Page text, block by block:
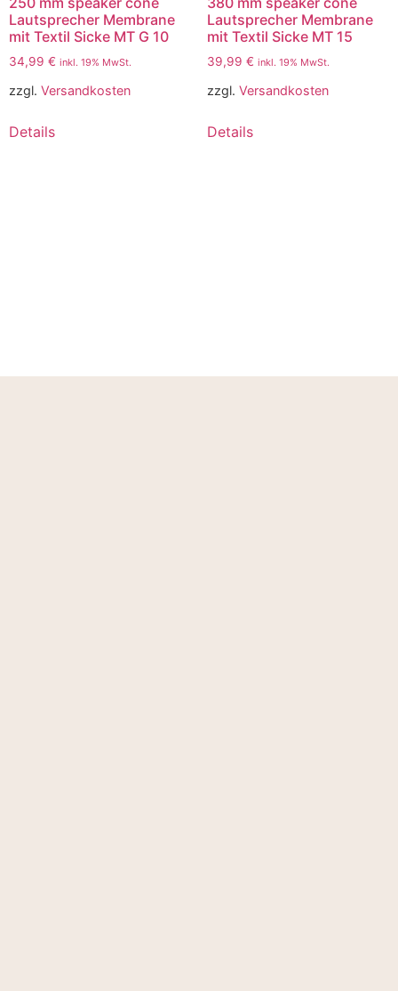
Lautsprecher Membrane
mit Textil Sicke MT G 10
34,99 € inkl. 19% MwSt.
zzgl. Versandkosten
Details
Lautsprecher Membrane
mit Textil Sicke MT 15
39,99 € inkl. 19% MwSt.
zzgl. Versandkosten
Details